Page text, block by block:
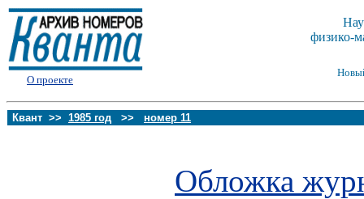
О проекте
физико-
Квант >> 1985 год >> номер 11
Обложка